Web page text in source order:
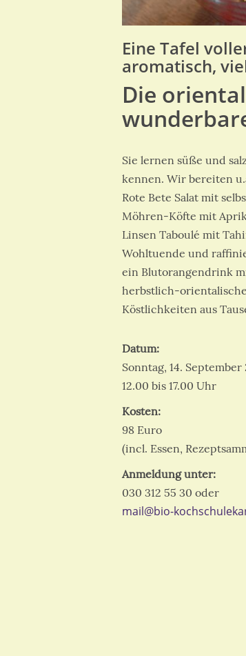
Eine Tafel
aromatisch,
Die
Sie lernen süße und
kennen. Wir bereiten
Rote Bete Salat mit
Möhren-Köfte mit
Linsen Taboulé mit
Wohltuende und
ein Blutorangendrink
herbstlich-
Köstlichkeiten aus
Datum:
Sonntag, 14. September
12.00 bis 17.00 Uhr
Kosten:
98 Euro
(incl. Essen,
Anmeldung unter:
030 312 55 30 oder
mail@bio-